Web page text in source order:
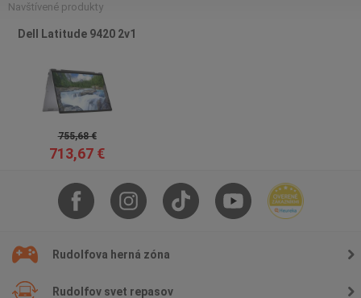
Navštívené produkty
Dell Latitude 9420 2v1
755,68 €
713,67 €
Rudolfova herná zóna
Rudolfov svet repasov